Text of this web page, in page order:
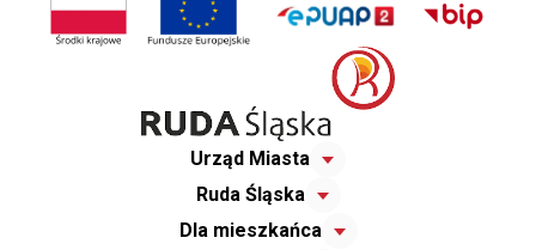
Urząd Miasta
Ruda Śląska
Dla mieszkańca